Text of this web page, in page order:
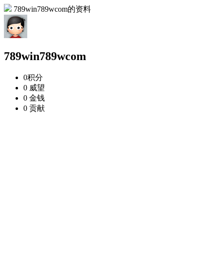
789win789wcom的资料
789win789wcom
0积分
0 威望
0 金钱
0 贡献